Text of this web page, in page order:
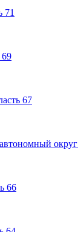
71
69
67
округ
66